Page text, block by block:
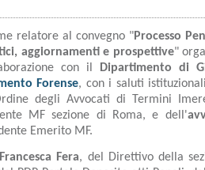
relatore al convegno "Processo
aggiornamenti e prospettive"
con il Dipartimento di
Forense, con i saluti
degli Avvocati di Termini
MF sezione di Roma, e dell'
Emerito MF.
Fera, del Direttivo della